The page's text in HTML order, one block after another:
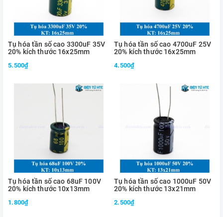
Tụ hóa tần số cao 3300uF 35V
20% kích thước 16x25mm
5.500₫
Tụ hóa tần số cao 4700uF 25V
20% kích thước 16x25mm
4.500₫
Tụ hóa tần số cao 68uF 100V
20% kích thước 10x13mm
1.800₫
Tụ hóa tần số cao 1000uF 50V
20% kích thước 13x21mm
2.500₫